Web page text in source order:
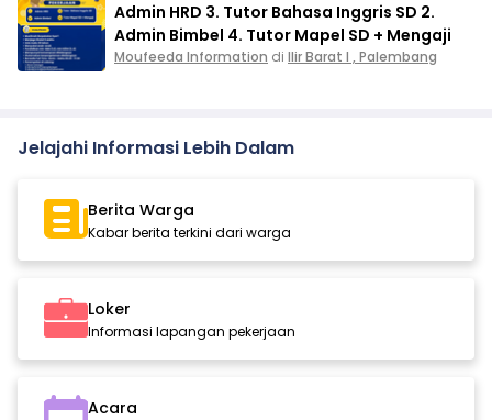
Admin HRD 3. Tutor Bahasa Inggris SD 2.
Admin Bimbel 4. Tutor Mapel SD + Mengaji
Moufeeda Information di Ilir Barat I , Palembang
Jelajahi Informasi Lebih Dalam
Berita Warga
Kabar berita terkini dari warga
Loker
Informasi lapangan pekerjaan
Acara